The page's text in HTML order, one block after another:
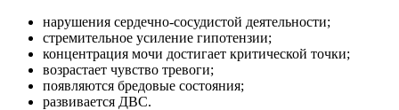
нарушения сердечно-сосудистой деятельности;
стремительное усиление гипотензии;
концентрация мочи достигает критической точки;
возрастает чувство тревоги;
появляются бредовые состояния;
развивается ДВС.